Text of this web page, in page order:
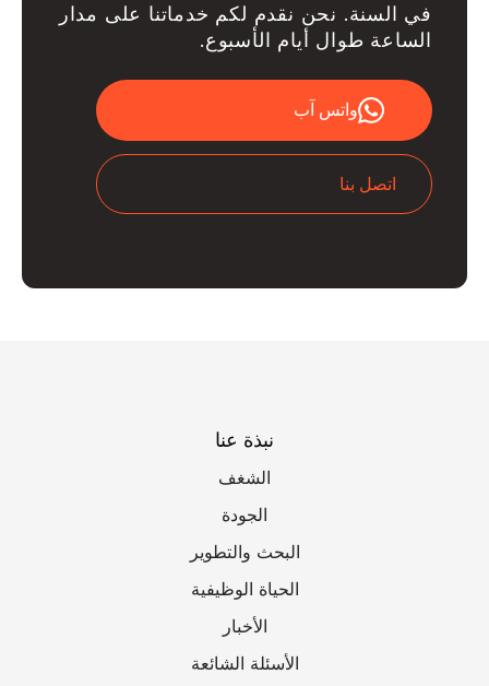
في السنة. نحن نقدم لكم خدماتنا على مدار
الساعة طوال أيام الأسبوع.
واتس آب
اتصل بنا
نبذة عنا
الشغف
الجودة
البحث والتطوير
الحياة الوظيفية
الأخبار
الأسئلة الشائعة